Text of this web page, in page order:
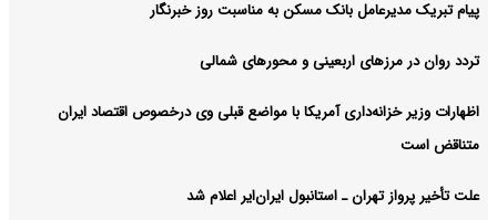
پیام تبریک مدیرعامل بانک مسکن به مناسبت روز خبرنگار
تردد روان در مرزهای اربعینی و محورهای شمالی
اظهارات وزیر خزانه‌داری آمریکا با مواضع قبلی وی درخصوص اقتصاد ایران
متناقض است
علت تأخیر پرواز تهران ـ استانبول ایران‌ایر اعلام شد